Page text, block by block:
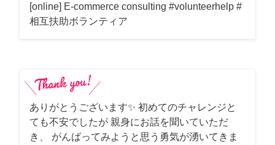
[online] E-commerce consulting #volunteerhelp #
相互扶助ボランティア
ありがとうございます✨ 初めてのチャレンジと
ても不安でしたが 親身にお話を聞いていただ
き、 がんばってみようと思う勇気が湧いてきま